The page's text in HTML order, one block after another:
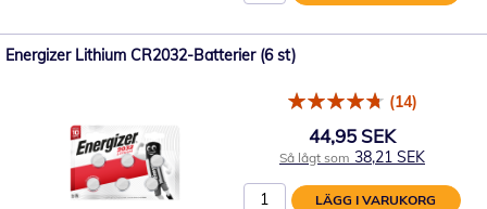
Energizer Lithium CR2032-Batterier (6 st)
(14)
44,95 SEK
Så lågt som 38,21 SEK
LÄGG I VARUKORG